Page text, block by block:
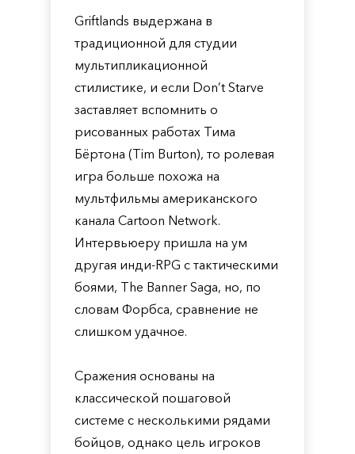
Griftlands выдержана в
традиционной для студии
мультипликационной
стилистике, и если Don’t Starve
заставляет вспомнить о
рисованных работах Тима
Бёртона (Tim Burton), то ролевая
игра больше похожа на
мультфильмы американского
канала Cartoon Network.
Интервьюеру пришла на ум
другая инди-RPG с тактическими
боями, The Banner Saga, но, по
словам Форбса, сравнение не
слишком удачное.
Сражения основаны на
классической пошаговой
системе с несколькими рядами
бойцов, однако цель игроков